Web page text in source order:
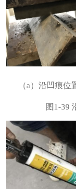
（a ）沿凹痕位
图 1-39